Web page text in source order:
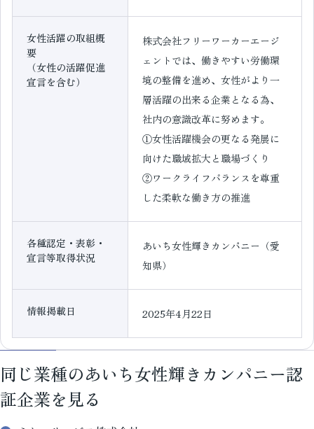
女性活躍の取組概
要
（女性の活躍促進
宣言を含む）
株式会社フリーワーカーエージ
ェントでは、働きやすい労働環
境の整備を進め、女性がより一
層活躍の出来る企業となる為、
社内の意識改革に努めます。
①女性活躍機会の更なる発展に
向けた職域拡大と職場づくり
②ワークライフバランスを尊重
した柔軟な働き方の推進
各種認定・表彰・
宣言等取得状況
あいち女性輝きカンパニー（愛
知県）
情報掲載日 2025年4月22日
同じ業種のあいち女性輝きカンパニー認
証企業を見る